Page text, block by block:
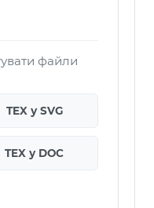
файли
TEX у SVG
TEX у DOC